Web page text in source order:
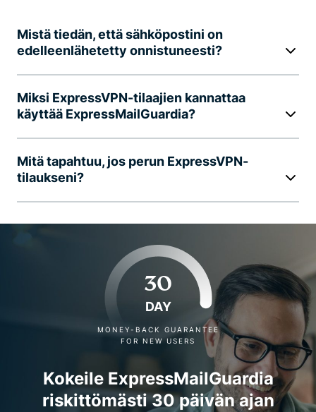
Mistä tiedän, että sähköpostini on
edelleenlähetetty onnistuneesti?
Miksi ExpressVPN-tilaajien kannattaa
käyttää ExpressMailGuardia?
Mitä tapahtuu, jos perun ExpressVPN-
tilaukseni?
30
DAY
MONEY-BACK GUARANTEE
FOR NEW USERS
Kokeile ExpressMailGuardia
riskittömästi 30 päivän ajan